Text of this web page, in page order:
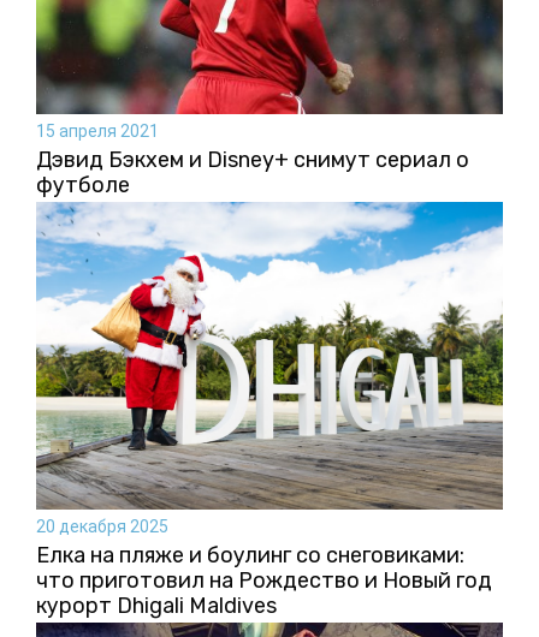
15 апреля 2021
Дэвид Бэкхем и Disney+ снимут сериал о
футболе
20 декабря 2025
Елка на пляже и боулинг со снеговиками:
что приготовил на Рождество и Новый год
курорт Dhigali Maldives